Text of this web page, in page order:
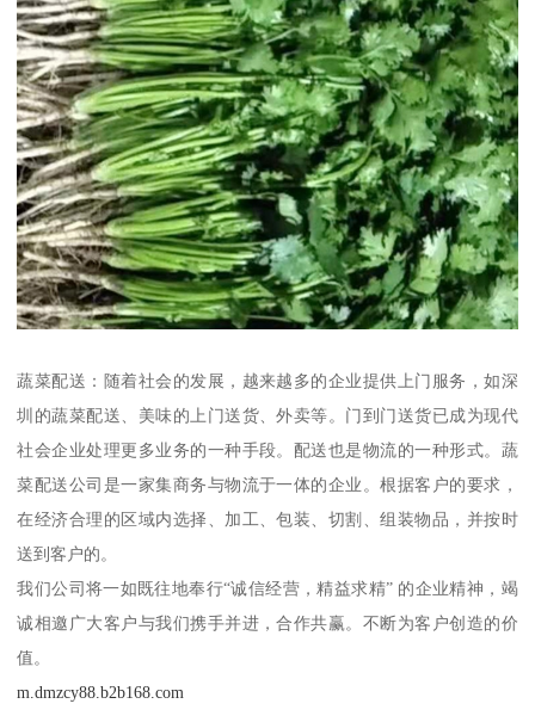
蔬菜配送：随着社会的发展，越来越多的企业提供上门服务，如深
圳的蔬菜配送、美味的上门送货、外卖等。门到门送货已成为现代
社会企业处理更多业务的一种手段。配送也是物流的一种形式。蔬
菜配送公司是一家集商务与物流于一体的企业。根据客户的要求，
在经济合理的区域内选择、加工、包装、切割、组装物品，并按时
送到客户的。
我们公司将一如既往地奉行“诚信经营，精益求精” 的企业精神，竭
诚相邀广大客户与我们携手并进，合作共赢。不断为客户创造的价
值。
m.dmzcy88.b2b168.com